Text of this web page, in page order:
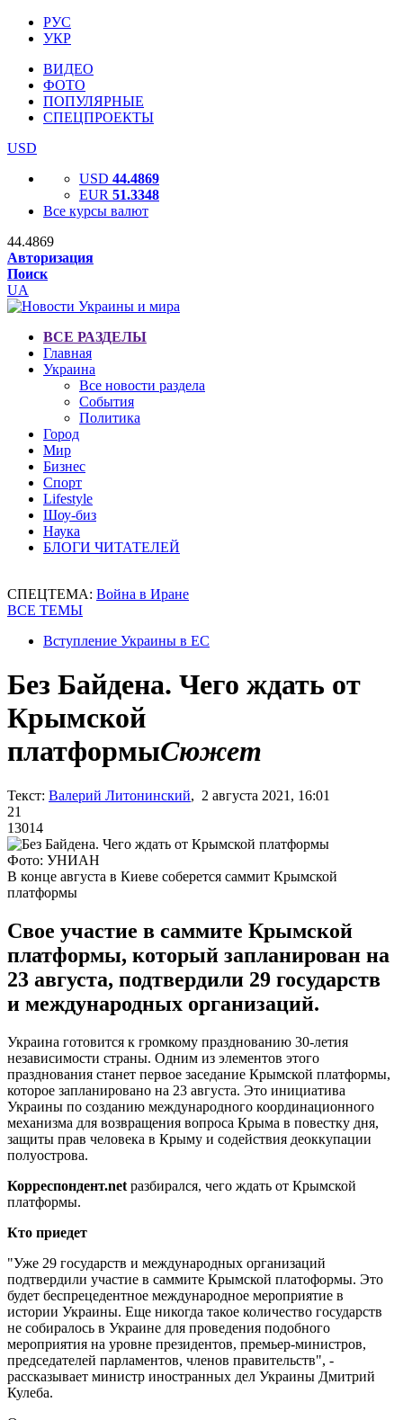
РУС
УКР
ВИДЕО
ФОТО
ПОПУЛЯРНЫЕ
СПЕЦПРОЕКТЫ
USD
USD 44.4869
EUR 51.3348
Все курсы валют
44.4869
Авторизация
Поиск
UA
ВСЕ РАЗДЕЛЫ
Главная
Украина
Все новости раздела
События
Политика
Город
Мир
Бизнес
Спорт
Lifestyle
Шоу-биз
Наука
БЛОГИ ЧИТАТЕЛЕЙ
СПЕЦТЕМА: Война в Иране
ВСЕ ТЕМЫ
Вступление Украины в ЕС
Без Байдена. Чего ждать от
Крымской
платформыСюжет
Текст: Валерий Литонинский, 2 августа 2021, 16:01
21
13014
Фото: УНИАН
В конце августа в Киеве соберется саммит Крымской
платформы
Свое участие в саммите Крымской
платформы, который запланирован на
23 августа, подтвердили 29 государств
и международных организаций.
Украина готовится к громкому празднованию 30-летия
независимости страны. Одним из элементов этого
празднования станет первое заседание Крымской платформы,
которое запланировано на 23 августа. Это инициатива
Украины по созданию международного координационного
механизма для возвращения вопроса Крыма в повестку дня,
защиты прав человека в Крыму и содействия деоккупации
полуострова.
Корреспондент.net разбирался, чего ждать от Крымской
платформы.
Кто приедет
"Уже 29 государств и международных организаций
подтвердили участие в саммите Крымской платоформы. Это
будет беспрецедентное международное мероприятие в
истории Украины. Еще никогда такое количество государств
не собиралось в Украине для проведения подобного
мероприятия на уровне президентов, премьер-министров,
председателей парламентов, членов правительств", -
рассказывает министр иностранных дел Украины Дмитрий
Кулеба.